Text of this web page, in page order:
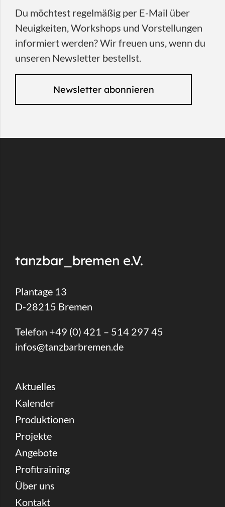
Du möchtest regelmäßig per E-Mail über
Neuigkeiten, Workshops und Vorstellungen
informiert werden? Wir freuen uns, wenn du
unseren Newsletter bestellst.
Newsletter abonnieren
tanzbar_bremen e.V.
Plantage 13
D-28215 Bremen
Telefon +49 (0) 421 – 514 297 45
infos@tanzbarbremen.de
Aktuelles
Kalender
Produktionen
Projekte
Angebote
Profitraining
Über uns
Kontakt